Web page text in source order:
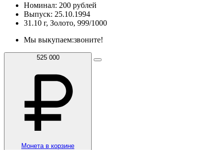
Номинал: 200 рублей
Выпуск: 25.10.1994
31.10 г, Золото, 999/1000
Мы выкупаем:звоните!
525 000
Монета в корзине